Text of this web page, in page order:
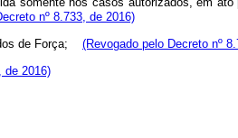
somente nos casos autorizados, em
nº 8.733, de 2016)
de Força;
(Revogado pelo Decreto nº
de 2016)